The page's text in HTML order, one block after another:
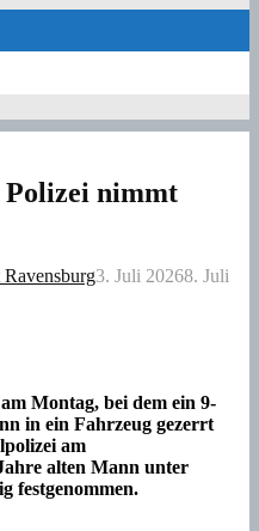
nimmt
Ravensburg3. Juli 20268. Juli
Montag, bei dem ein 9-
in ein Fahrzeug gezerrt
am
alten Mann unter
festgenommen.